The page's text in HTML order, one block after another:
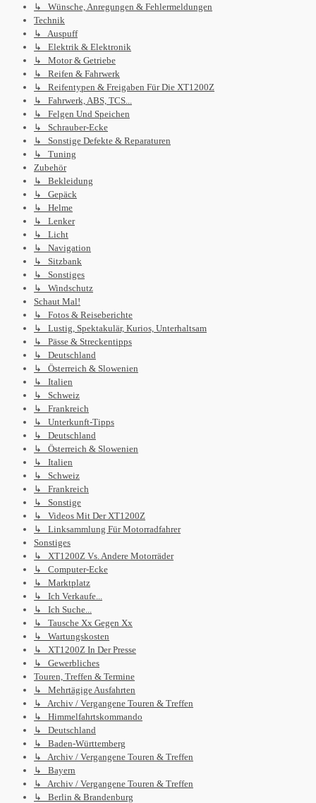
↳ Wünsche, Anregungen & Fehlermeldungen
Technik
↳ Auspuff
↳ Elektrik & Elektronik
↳ Motor & Getriebe
↳ Reifen & Fahrwerk
↳ Reifentypen & Freigaben Für Die XT1200Z
↳ Fahrwerk, ABS, TCS...
↳ Felgen Und Speichen
↳ Schrauber-Ecke
↳ Sonstige Defekte & Reparaturen
↳ Tuning
Zubehör
↳ Bekleidung
↳ Gepäck
↳ Helme
↳ Lenker
↳ Licht
↳ Navigation
↳ Sitzbank
↳ Sonstiges
↳ Windschutz
Schaut Mal!
↳ Fotos & Reiseberichte
↳ Lustig, Spektakulär, Kurios, Unterhaltsam
↳ Pässe & Streckentipps
↳ Deutschland
↳ Österreich & Slowenien
↳ Italien
↳ Schweiz
↳ Frankreich
↳ Unterkunft-Tipps
↳ Deutschland
↳ Österreich & Slowenien
↳ Italien
↳ Schweiz
↳ Frankreich
↳ Sonstige
↳ Videos Mit Der XT1200Z
↳ Linksammlung Für Motorradfahrer
Sonstiges
↳ XT1200Z Vs. Andere Motorräder
↳ Computer-Ecke
↳ Marktplatz
↳ Ich Verkaufe...
↳ Ich Suche...
↳ Tausche Xx Gegen Xx
↳ Wartungskosten
↳ XT1200Z In Der Presse
↳ Gewerbliches
Touren, Treffen & Termine
↳ Mehrtägige Ausfahrten
↳ Archiv / Vergangene Touren & Treffen
↳ Himmelfahrtskommando
↳ Deutschland
↳ Baden-Württemberg
↳ Archiv / Vergangene Touren & Treffen
↳ Bayern
↳ Archiv / Vergangene Touren & Treffen
↳ Berlin & Brandenburg